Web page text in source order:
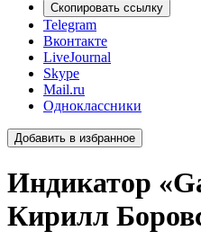
Скопировать ссылку
Telegram
Вконтакте
LiveJournal
Skype
Mail.ru
Одноклассники
Добавить в избранное
Индикатор
Кирилл